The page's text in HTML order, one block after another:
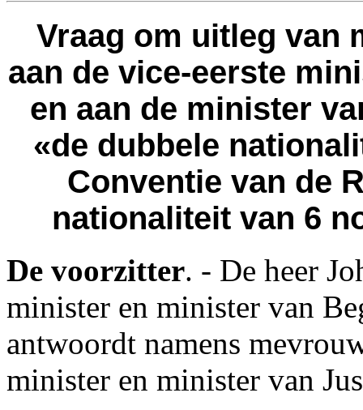
Vraag om uitleg van
aan de vice-eerste
en aan de minister
«de dubbele
Conventie van de
nationaliteit van 6
De voorzitter. - De heer
minister en minister van
antwoordt namens
minister en minister van